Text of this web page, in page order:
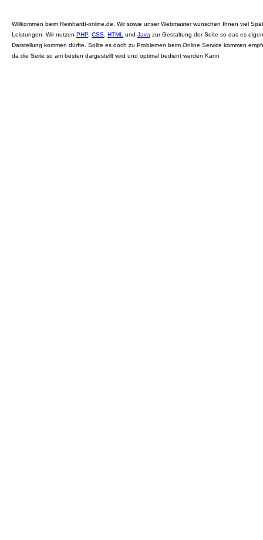
Willkommen beim Reinhardt-online.de. Wir sowie unser Webmaster wünschen Ihnen viel
Leistungen. Wir nutzen PHP, CSS HTML und Java zur Gestaltung der Seite so das es
Darstellung kommen dürfte. Sollte es doch zu Problemen beim Online Service kommen
da die Seite so am besten dargestellt wird und optimal bedient werden Kann